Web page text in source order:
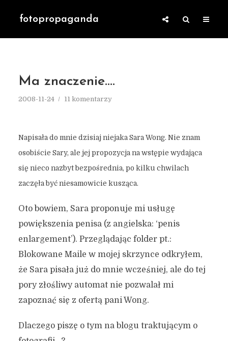
fotopropaganda
Ma znaczenie….
2008-11-24 11 komentarzy
Napisała do mnie dzisiaj niejaka Sara Wong. Nie znam
osobiście Sary, ale jej propozycja na wstępie wydająca
się nieco nazbyt bezpośrednia, po kilku chwilach
zaczęła być niesamowicie kusząca.
Oto bowiem, Sara proponuje mi usługę
powiększenia penisa (z angielska: ‘penis
enlargement’). Przeglądając folder pt.:
Blokowane Maile w mojej skrzynce odkryłem,
że Sara pisała już do mnie wcześniej, ale do tej
pory złośliwy automat nie pozwalał mi
zapoznać się z ofertą pani Wong.
Dlaczego piszę o tym na blogu traktującym o